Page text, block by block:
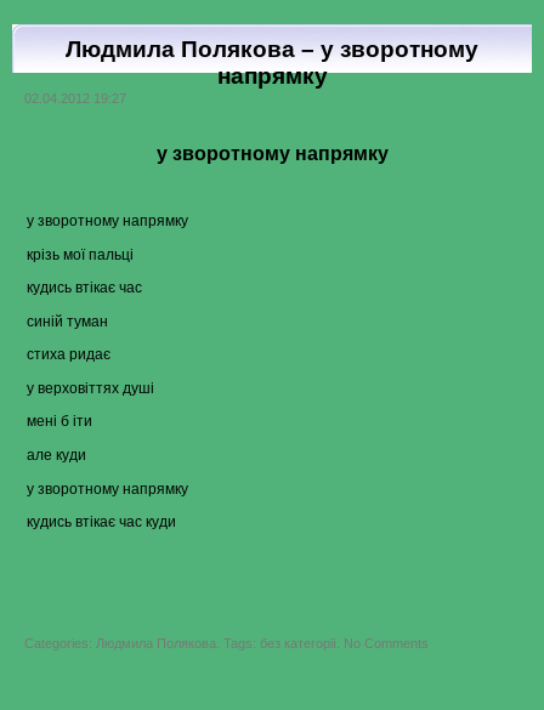
ножа
Людмила Полякова – у зворотному
напрямку
02.04.2012 19:27
у зворотному напрямку
у зворотному напрямку
крізь мої пальці
кудись втікає час
синій туман
стиха ридає
у верховіттях душі
мені б іти
але куди
у зворотному напрямку
кудись втікає час куди
Categories: Людмила Полякова. Tags: без категорії. No Comments